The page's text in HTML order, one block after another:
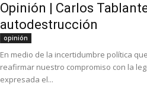
Opinión | Carlos
autodestrucción
opinión
En medio de la incertidumbre política
reafirmar nuestro compromiso con la
expresada el...